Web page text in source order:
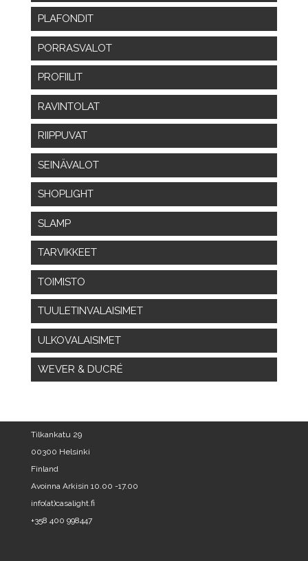
PLAFONDIT
PORRASVALOT
PROFIILIT
RAVINTOLAT
RIIPPUVAT
SEINÄVALOT
SHOPLIGHT
SLAMP
TARVIKKEET
TOIMISTO
TUULETINVALAISIMET
ULKOVALAISIMET
WEVER & DUCRÉ
Tilkankatu 29
00300 Helsinki
Finland
Avoinna Arkisin 10.00 -17.00
info(at)casalight.fi
+358 400 998447